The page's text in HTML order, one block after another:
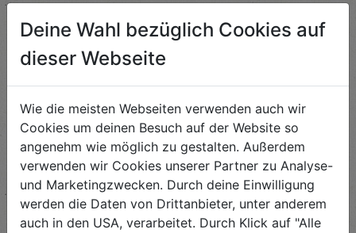
Mangold-Topfennockerl mit
Schwierigkeit
leicht
ANSEHEN
Ayurveda Energiekugeln
Deine Wahl bezüglich Cookies auf
dieser Webseite
Wie die meisten Webseiten verwenden auch wir
Cookies um deinen Besuch auf der Website so
angenehm wie möglich zu gestalten. Außerdem
verwenden wir Cookies unserer Partner zu Analyse-
und Marketingzwecken. Durch deine Einwilligung
werden die Daten von Drittanbieter, unter anderem
auch in den USA, verarbeitet. Durch Klick auf "Alle